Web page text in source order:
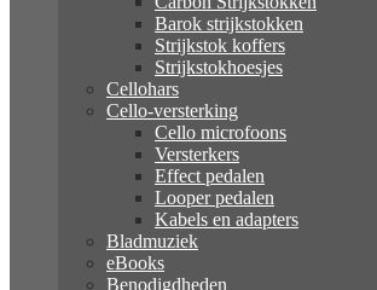
Barok strijkstokken
Strijkstok koffers
Strijkstokhoesjes
Cellohars
Cello-versterking
Cello microfoons
Versterkers
Effect pedalen
Looper pedalen
Kabels en adapters
Bladmuziek
eBooks
Benodigdheden